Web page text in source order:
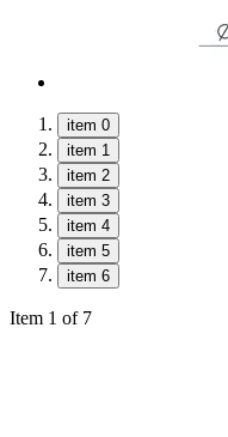
item 0
item 1
item 2
item 3
item 4
item 5
item 6
Item 1 of 7